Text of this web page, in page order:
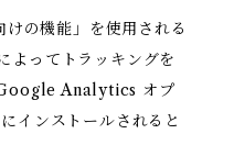
の機能」を使用される
よってトラッキングを
Analytics オプ
インストールされると